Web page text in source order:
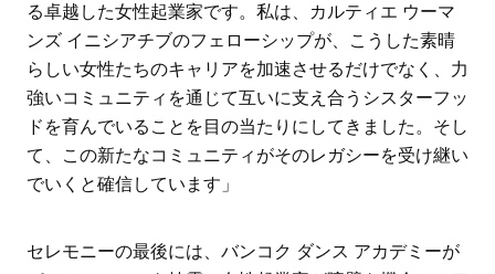
る卓越した女性起業家です。私は、カルティエ ウーマ
ンズ イニシアチブのフェローシップが、こうした素晴
らしい女性たちのキャリアを加速させるだけでなく、力
強いコミュニティを通じて互いに支え合うシスターフッ
ドを育んでいることを目の当たりにしてきました。そし
て、この新たなコミュニティがそのレガシーを受け継い
でいくと確信しています」
セレモニーの最後には、バンコク ダンス アカデミーが